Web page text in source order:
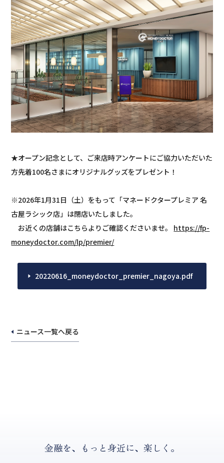
★オープン記念として、ご来店時アンケートにご協力いただいた
方先着100名さまにオリジナルグッズをプレゼント！
※2026年1月31日（土）をもって「マネードクタープレミア 名
古屋ラシック店」は閉店いたしました。
お近くの店舗はこちらよりご確認くださいませ。 https://fp-
moneydoctor.com/lp/premier/
20220616_moneydoctor_premier_nagoya.pdf
ニュース一覧へ戻る
金融を、もっと身近に、楽しく。